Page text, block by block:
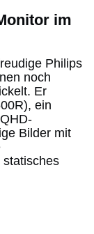
im
Philips
noch
Er
ein
Bilder mit
statisches